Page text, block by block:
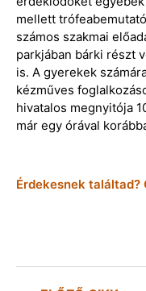
mellett
számos szakmai
parkjában bárki részt
is. A gyerekek
kézműves
hivatalos megnyitója
már egy órával
Érdekesnek találtad?